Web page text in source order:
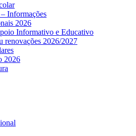
Informações
2026
Informativo e Educativo
renovações 2026/2027
2026